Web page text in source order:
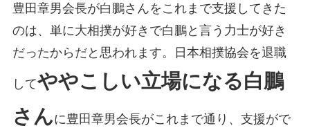
豊田章男会長が白鵬さんをこれまで支援してきた
のは、単に大相撲が好きで白鵬と言う力士が好き
だったからだと思われます。日本相撲協会を退職
してややこしい立場になる白鵬
さんに豊田章男会長がこれまで通り、支援がで